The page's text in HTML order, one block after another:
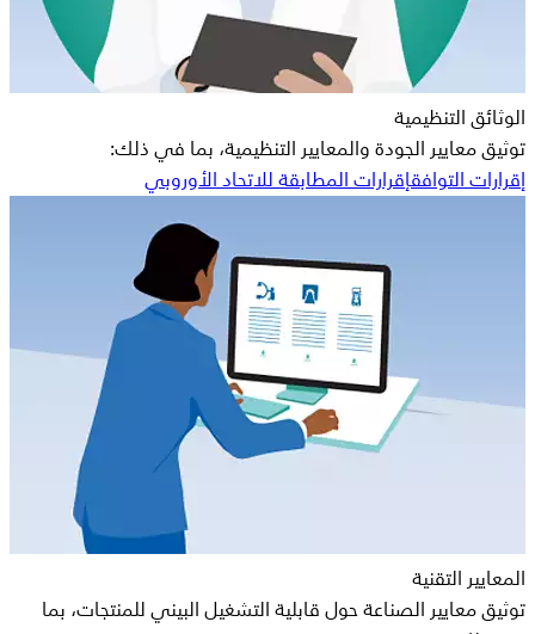
الوثائق التنظيمية
توثيق معايير الجودة والمعايير التنظيمية، بما في ذلك:
إقرارات التوافقإقرارات المطابقة للاتحاد الأوروبي
المعايير التقنية
توثيق معايير الصناعة حول قابلية التشغيل البيني للمنتجات، بما